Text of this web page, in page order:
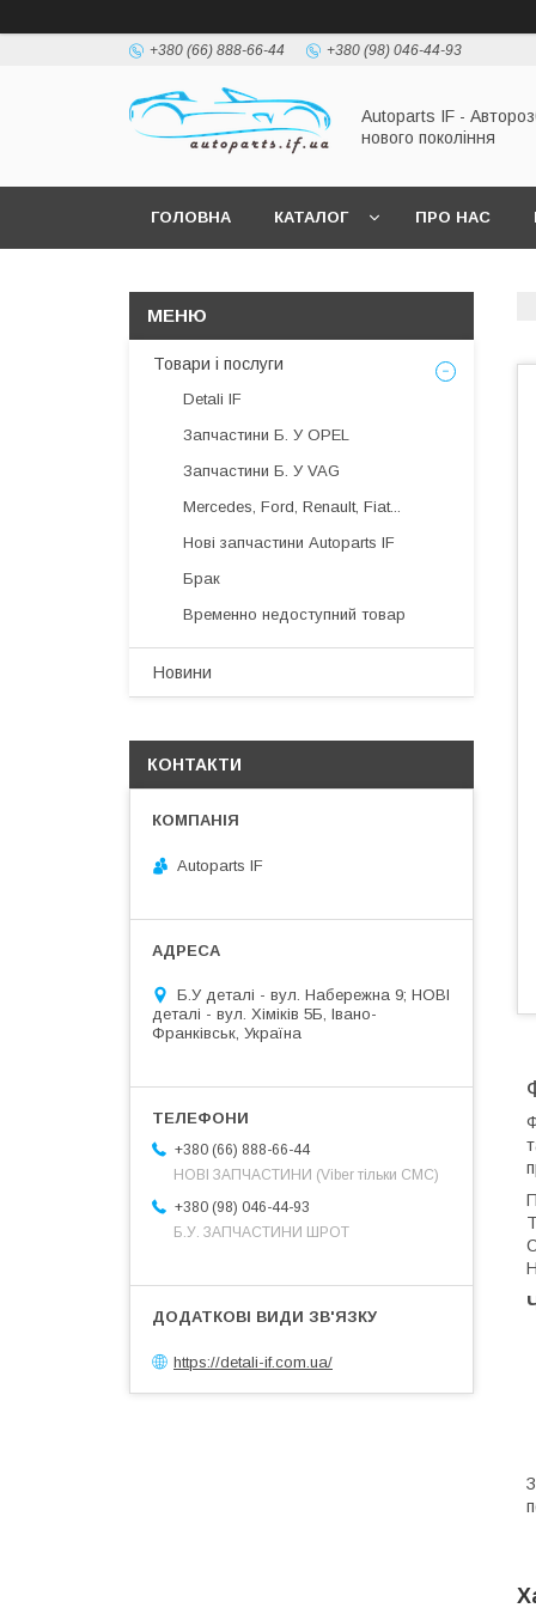
+380 (66) 888-66-44 +380 (98) 046-44-93
Autoparts IF -
нового покоління
ГОЛОВНА КАТАЛОГ ПРО НАС
Товари і послуги
Detali IF
Запчастини Б. У OPEL
Запчастини Б. У VAG
Mercedes, Ford, Renault, Fiat...
Нові запчастини Autoparts IF
Брак
Временно недоступний товар
Новини
КОНТАКТИ
Autoparts IF
Б.У деталі - вул. Набережна 9; НОВІ
деталі - вул. Хіміків 5Б, Івано-
Франківськ, Україна
+380 (66) 888-66-44
НОВІ ЗАПЧАСТИНИ (Viber тільки СМС)
+380 (98) 046-44-93
Б.У. ЗАПЧАСТИНИ ШРОТ
https://detali-if.com.ua/